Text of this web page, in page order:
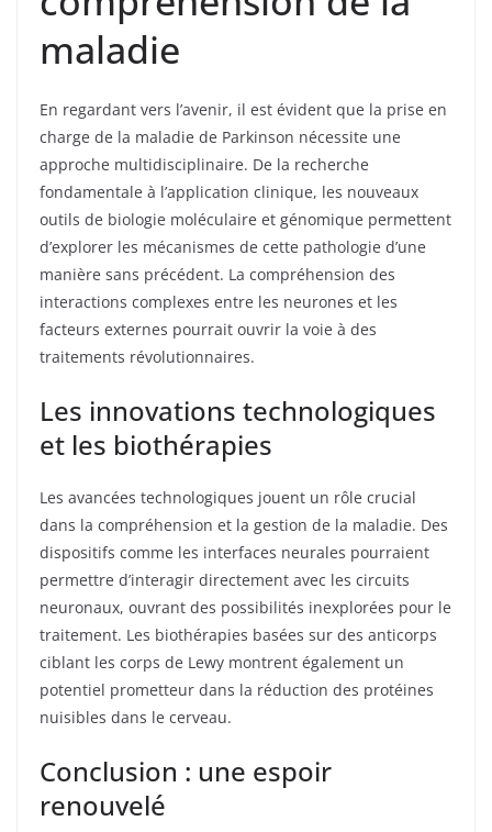
maladie
En regardant vers l’avenir, il est évident que la prise en
charge de la maladie de Parkinson nécessite une
approche multidisciplinaire. De la recherche
fondamentale à l’application clinique, les nouveaux
outils de biologie moléculaire et génomique permettent
d’explorer les mécanismes de cette pathologie d’une
manière sans précédent. La compréhension des
interactions complexes entre les neurones et les
facteurs externes pourrait ouvrir la voie à des
traitements révolutionnaires.
Les innovations technologiques
et les biothérapies
Les avancées technologiques jouent un rôle crucial
dans la compréhension et la gestion de la maladie. Des
dispositifs comme les interfaces neurales pourraient
permettre d’interagir directement avec les circuits
neuronaux, ouvrant des possibilités inexplorées pour le
traitement. Les biothérapies basées sur des anticorps
ciblant les corps de Lewy montrent également un
potentiel prometteur dans la réduction des protéines
nuisibles dans le cerveau.
Conclusion : une espoir
renouvelé